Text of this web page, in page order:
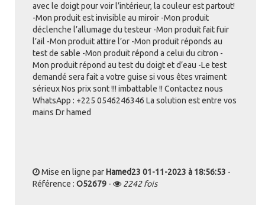
avec le doigt pour voir l’intérieur, la couleur est partout!
-Mon produit est invisible au miroir -Mon produit
déclenche l’allumage du testeur -Mon produit fait fuir
l’ail -Mon produit attire l’or -Mon produit réponds au
test de sable -Mon produit répond a celui du citron -
Mon produit répond au test du doigt et d’eau -Le test
demandé sera fait a votre guise si vous êtes vraiment
sérieux Nos prix sont !!! imbattable !! Contactez nous
WhatsApp : +225 0546246346 La solution est entre vos
mains Dr hamed
Mise en ligne par Hamed23 01-11-2023 à 18:56:53 -
Référence : O52679 - 2242 fois